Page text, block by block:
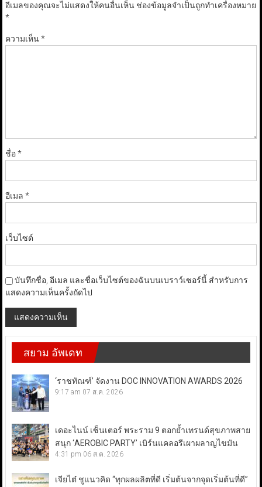
อีเมลของคุณจะไม่แสดงให้คนอื่นเห็น ช่องข้อมูลจำเป็นถูกทำเครื่องหมาย
*
ความเห็น*
ชื่อ*
อีเมล *
เว็บไซต์
บันทึกชื่อ, อีเมล และชื่อเว็บไซต์ของฉันบนเบราว์เซอร์นี้ สำหรับการ
แสดงความเห็นครั้งถัดไป
สยาม อัพเดท
‘ราชทัณฑ์’ จัดงาน DOC INNOVATION AWARDS 2026
9:17 am 07 ส.ค. 2026
เดอะไนน์ เซ็นเตอร์ พระราม 9 ตอกย้ำเทรนด์สุขภาพสาย
สนุก ‘AEROBIC PARTY’ เบิร์นแคลอรีเผาผลาญไขมัน
4:31 pm 06 ส.ค. 2026
เจียไต๋ ชูแนวคิด “ทุกผลผลิตที่ดี เริ่มต้นจากจุดเริ่มต้นที่ดี”